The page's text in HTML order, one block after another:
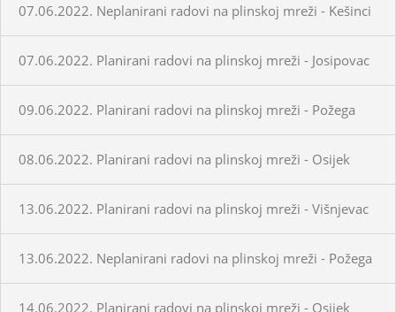
07.06.2022. Neplanirani radovi na plinskoj mreži - Kešinci
07.06.2022. Planirani radovi na plinskoj mreži - Josipovac
09.06.2022. Planirani radovi na plinskoj mreži - Požega
08.06.2022. Planirani radovi na plinskoj mreži - Osijek
13.06.2022. Planirani radovi na plinskoj mreži - Višnjevac
13.06.2022. Neplanirani radovi na plinskoj mreži - Požega
14.06.2022. Planirani radovi na plinskoj mreži - Osijek